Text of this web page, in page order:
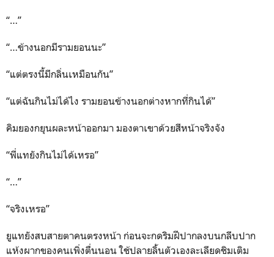
“…”
“…ข้างนอกมีรามยอนนะ”
“แต่ตรงนี้มีกลิ่นเหมือนกัน”
“แต่ฉันกินไม่ได้ไง รามยอนข้างนอกต่างหากที่กินได้”
คิมยองกยุนผละหน้าออกมา มองตาเขาด้วยสีหน้าจริงจัง
“พี่แทยังกินไม่ได้เหรอ”
“…”
“จริงเหรอ”
ยูแทยังสบสายตาคนตรงหน้า ก่อนจะกดริมฝีปากลงบนกลีบปาก
แห้งผากของคนเพิ่งตื่นนอน ใช้ปลายลิ้นตัวเองละเลียดชิมเติม